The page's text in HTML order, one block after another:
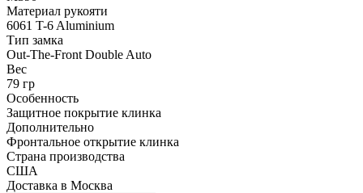
Материал рукояти
6061 T-6 Aluminium
Тип замка
Out-The-Front Double Auto
Вес
79 гр
Особенность
Защитное покрытие клинка
Дополнительно
Фронтальное открытие клинка
Страна производства
США
Доставка в Москва